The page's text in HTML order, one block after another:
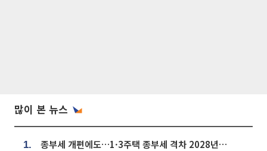
많이 본 뉴스
1. 종부세 개편에도…1·3주택 종부세 격차 2028년부터 확대